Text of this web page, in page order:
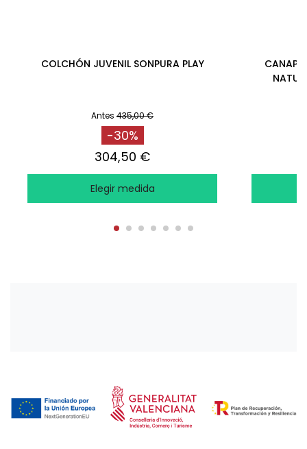
COLCHÓN JUVENIL SONPURA PLAY
Antes 435,00 €
-30%
304,50 €
Elegir medida
CANAPÉ